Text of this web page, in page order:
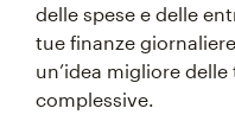
delle spese e delle
tue finanze
un’idea migliore
complessive.